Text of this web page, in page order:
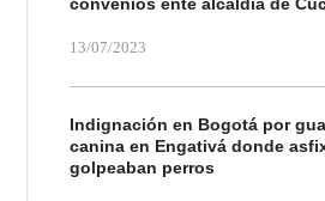
13/07/2023
Indignación en Bogotá por
canina en Engativá donde
golpeaban perros